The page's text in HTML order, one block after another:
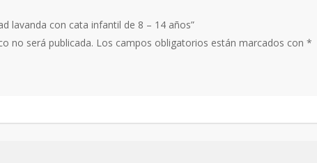
lavanda con cata infantil de 8 – 14 años”
no será publicada. Los campos obligatorios están marcados con *